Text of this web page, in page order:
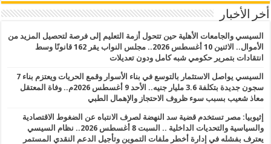
أخر الأخبار
السيسي والجامعات الأهلية حين تتحول أزمة التعليم إلى فرصة لتحصيل المزيد من
الأموال.. الاثنين 10 أغسطس 2026.. مجلس النواب يقر 162 قانونًا وسط
انتقادات بتمرير حكومي شبه كامل ودون تعديلات
السيسي يواصل الاستثمار بالتوسع في بناء الأسوار وقمع الحريات ويعتزم بناء 7
سجون جديدة بتكلفة 3.6 مليار جنيه.. الأحد 9 أغسطس 2026م.. وفاة المعتقل
معاذ شعيب بسبب سوء ظروف الاحتجاز والإهمال الطبي
إثيوبيا: مصر تستخدم قضية سد النهضة لصرف الانتباه عن الضغوط الاقتصادية
والسياسية والتحديات الداخلية .. السبت 8 أغسطس 2026.. نظام السيسي
يعترف بفشله في إدارة أخطر ملفات التموين وتأجيل الدعم النقدي المستمر